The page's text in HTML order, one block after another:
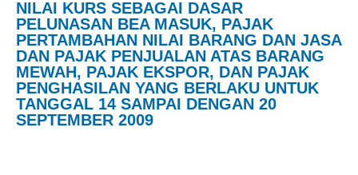
NILAI KURS SEBAGAI DASAR
PELUNASAN BEA MASUK, PAJAK
PERTAMBAHAN NILAI BARANG DAN JASA
DAN PAJAK PENJUALAN ATAS BARANG
MEWAH, PAJAK EKSPOR, DAN PAJAK
PENGHASILAN YANG BERLAKU UNTUK
TANGGAL 14 SAMPAI DENGAN 20
SEPTEMBER 2009